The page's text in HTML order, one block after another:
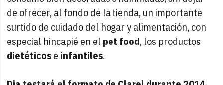
de ofrecer, al fondo de la tienda, un importante
surtido de cuidado del hogar y alimentación, con
especial hincapié en el pet food, los productos
dietéticose infantiles.